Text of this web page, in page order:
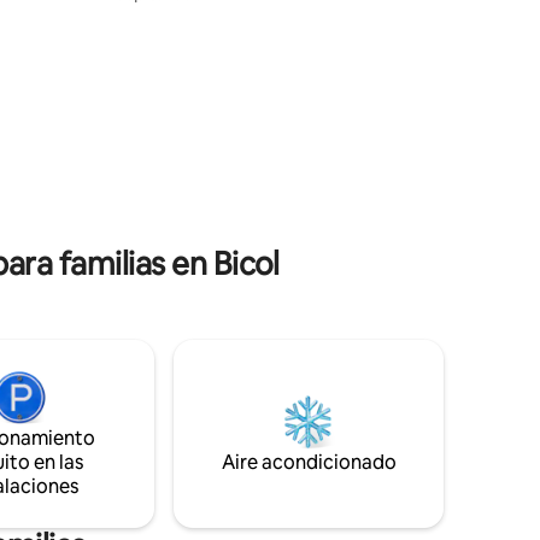
familias en Bicol
en las
Aire acondicionado